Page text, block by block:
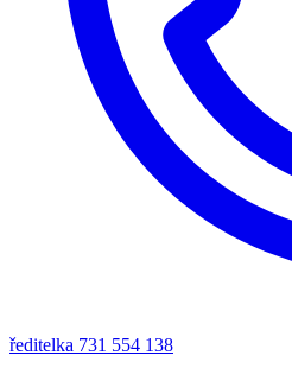
ředitelka 731 554 138